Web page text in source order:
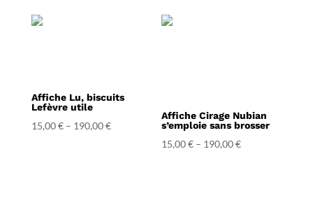
Affiche Lu, biscuits
Lefèvre utile
15,00€– 190,00€
Affiche Cirage Nubian
s’emploie sans brosser
15,00€ – 190,00€